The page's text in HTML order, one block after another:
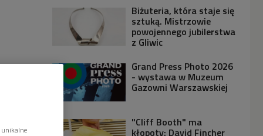
Biżuteria, która staje się
sztuką. Mistrzowie
powojennego jubilerstwa
z Gliwic
Grand Press Photo 2026
- wystawa w Muzeum
Gazowni Warszawskiej
"Cliff Booth" ma
kłopoty: David Fincher